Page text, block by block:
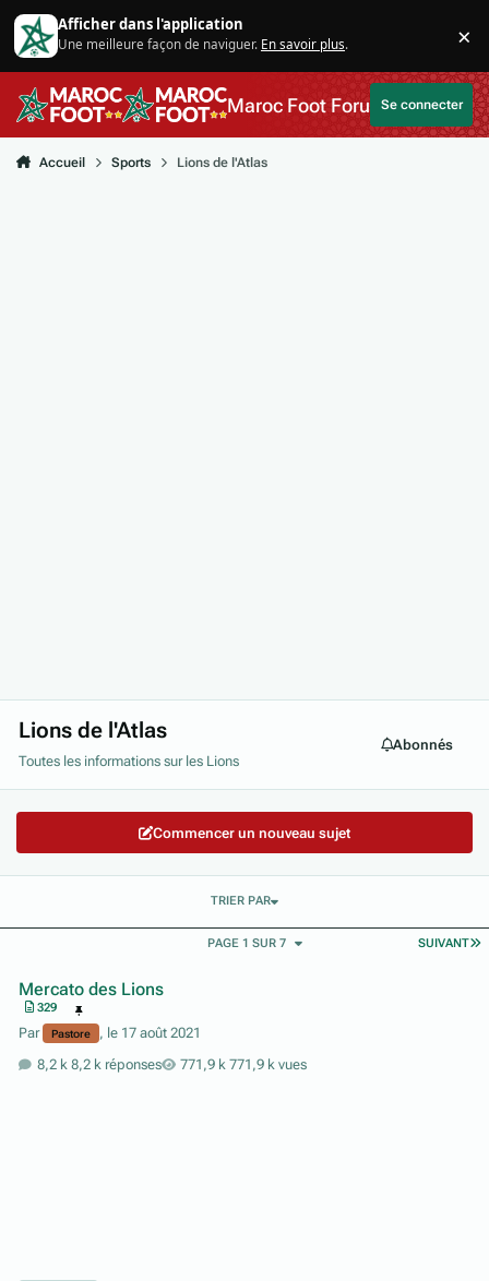
Aller au contenu
Afficher dans l'application
Une meilleure façon de naviguer. En savoir plus. ×
Maroc Foot ForumSe connecter
Accueil Sports Lions de l'Atlas
Lions de l'Atlas
Toutes les informations sur les Lions
Abonnés
Commencer un nouveau sujet
SUIVANT
PAGE 1 SUR 7
TRIER PAR
Mercato des Lions
329
Par Pastore , le 17 août 2021
8,2 k réponses
771,9 k vues